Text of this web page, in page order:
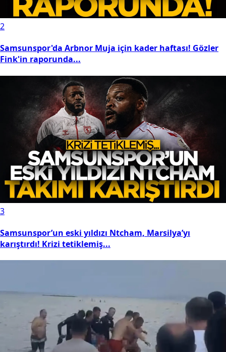
2
Samsunspor'da Arbnor Muja için kader haftası! Gözler
Fink'in raporunda...
3
Samsunspor’un eski yıldızı Ntcham, Marsilya’yı
karıştırdı! Krizi tetiklemiş...